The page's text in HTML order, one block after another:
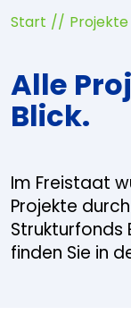
Start Projekte
Alle
Blick.
Im Freistaat
Projekte
Strukturfonds
finden Sie in